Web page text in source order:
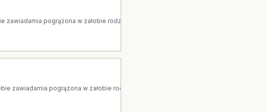
pogrążona w żałobie rodzina. Arka to dom pogrzebowy z Ostrołęki.
zawiadamia pogrążona w żałobie rodzina. Arka to dom pogrzebowy z Ostrołęki.